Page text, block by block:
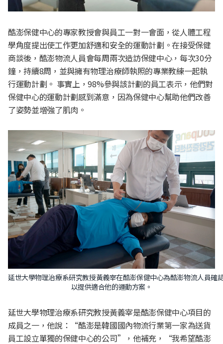
酷澎保健中心的專家教授會與員工一對一會面，從人體工程
學角度提出使工作更加舒適和安全的運動計劃。在接受保健
商談後，酷澎物流人員會每周兩次造訪保健中心，每次30分
鐘，持續8周，並與擁有物理治療師執照的專業教練一起執
行運動計劃。 事實上，98%參與該計劃的員工表示，他們對
保健中心的運動計劃感到滿意，因為保健中心幫助他們改善
了姿勢並增強了肌肉。
延世大學物理治療系研究教授黃義宰在酷澎保健中心為酷澎物流人員確
以提供適合他的運動方案。
延世大學物理治療系研究教授黃義宰是酷澎保健中心項目的
成員之一，他說：“酷澎是韓國國內物流行業第一家為送貨
員工設立單獨的保健中心的公司”，他補充，“我希望酷澎